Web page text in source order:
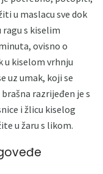
u maslacu sve dok
ragu s kiselim
ovisno o
u kiselom vrhnju
uz umak, koji se
razrijeđen je s
i žlicu kiselog
u žaru s likom.